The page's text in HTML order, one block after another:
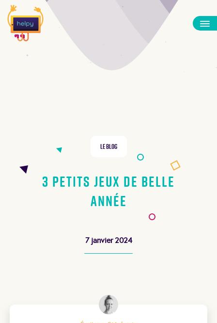
Le Blog
3 petits jeux de belle
année
7 janvier 2024